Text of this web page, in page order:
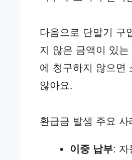
다음으로 단말기 구
지 않은 금액이 있
에 청구하지 않으면
않아요.
환급금 발생 주요 사
이중 납부: 자